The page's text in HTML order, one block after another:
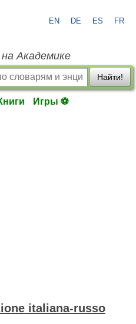
EN DE ES FR
Академике
Найти!
Игры ⚽
italiana-russo